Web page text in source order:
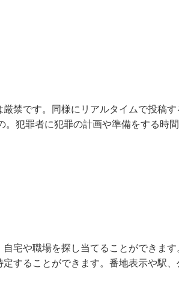
禁です。同様にリアルタイムで投稿す
。犯罪者に犯罪の計画や準備をする時
宅や職場を探し当てることができます
することができます。番地表示や駅、